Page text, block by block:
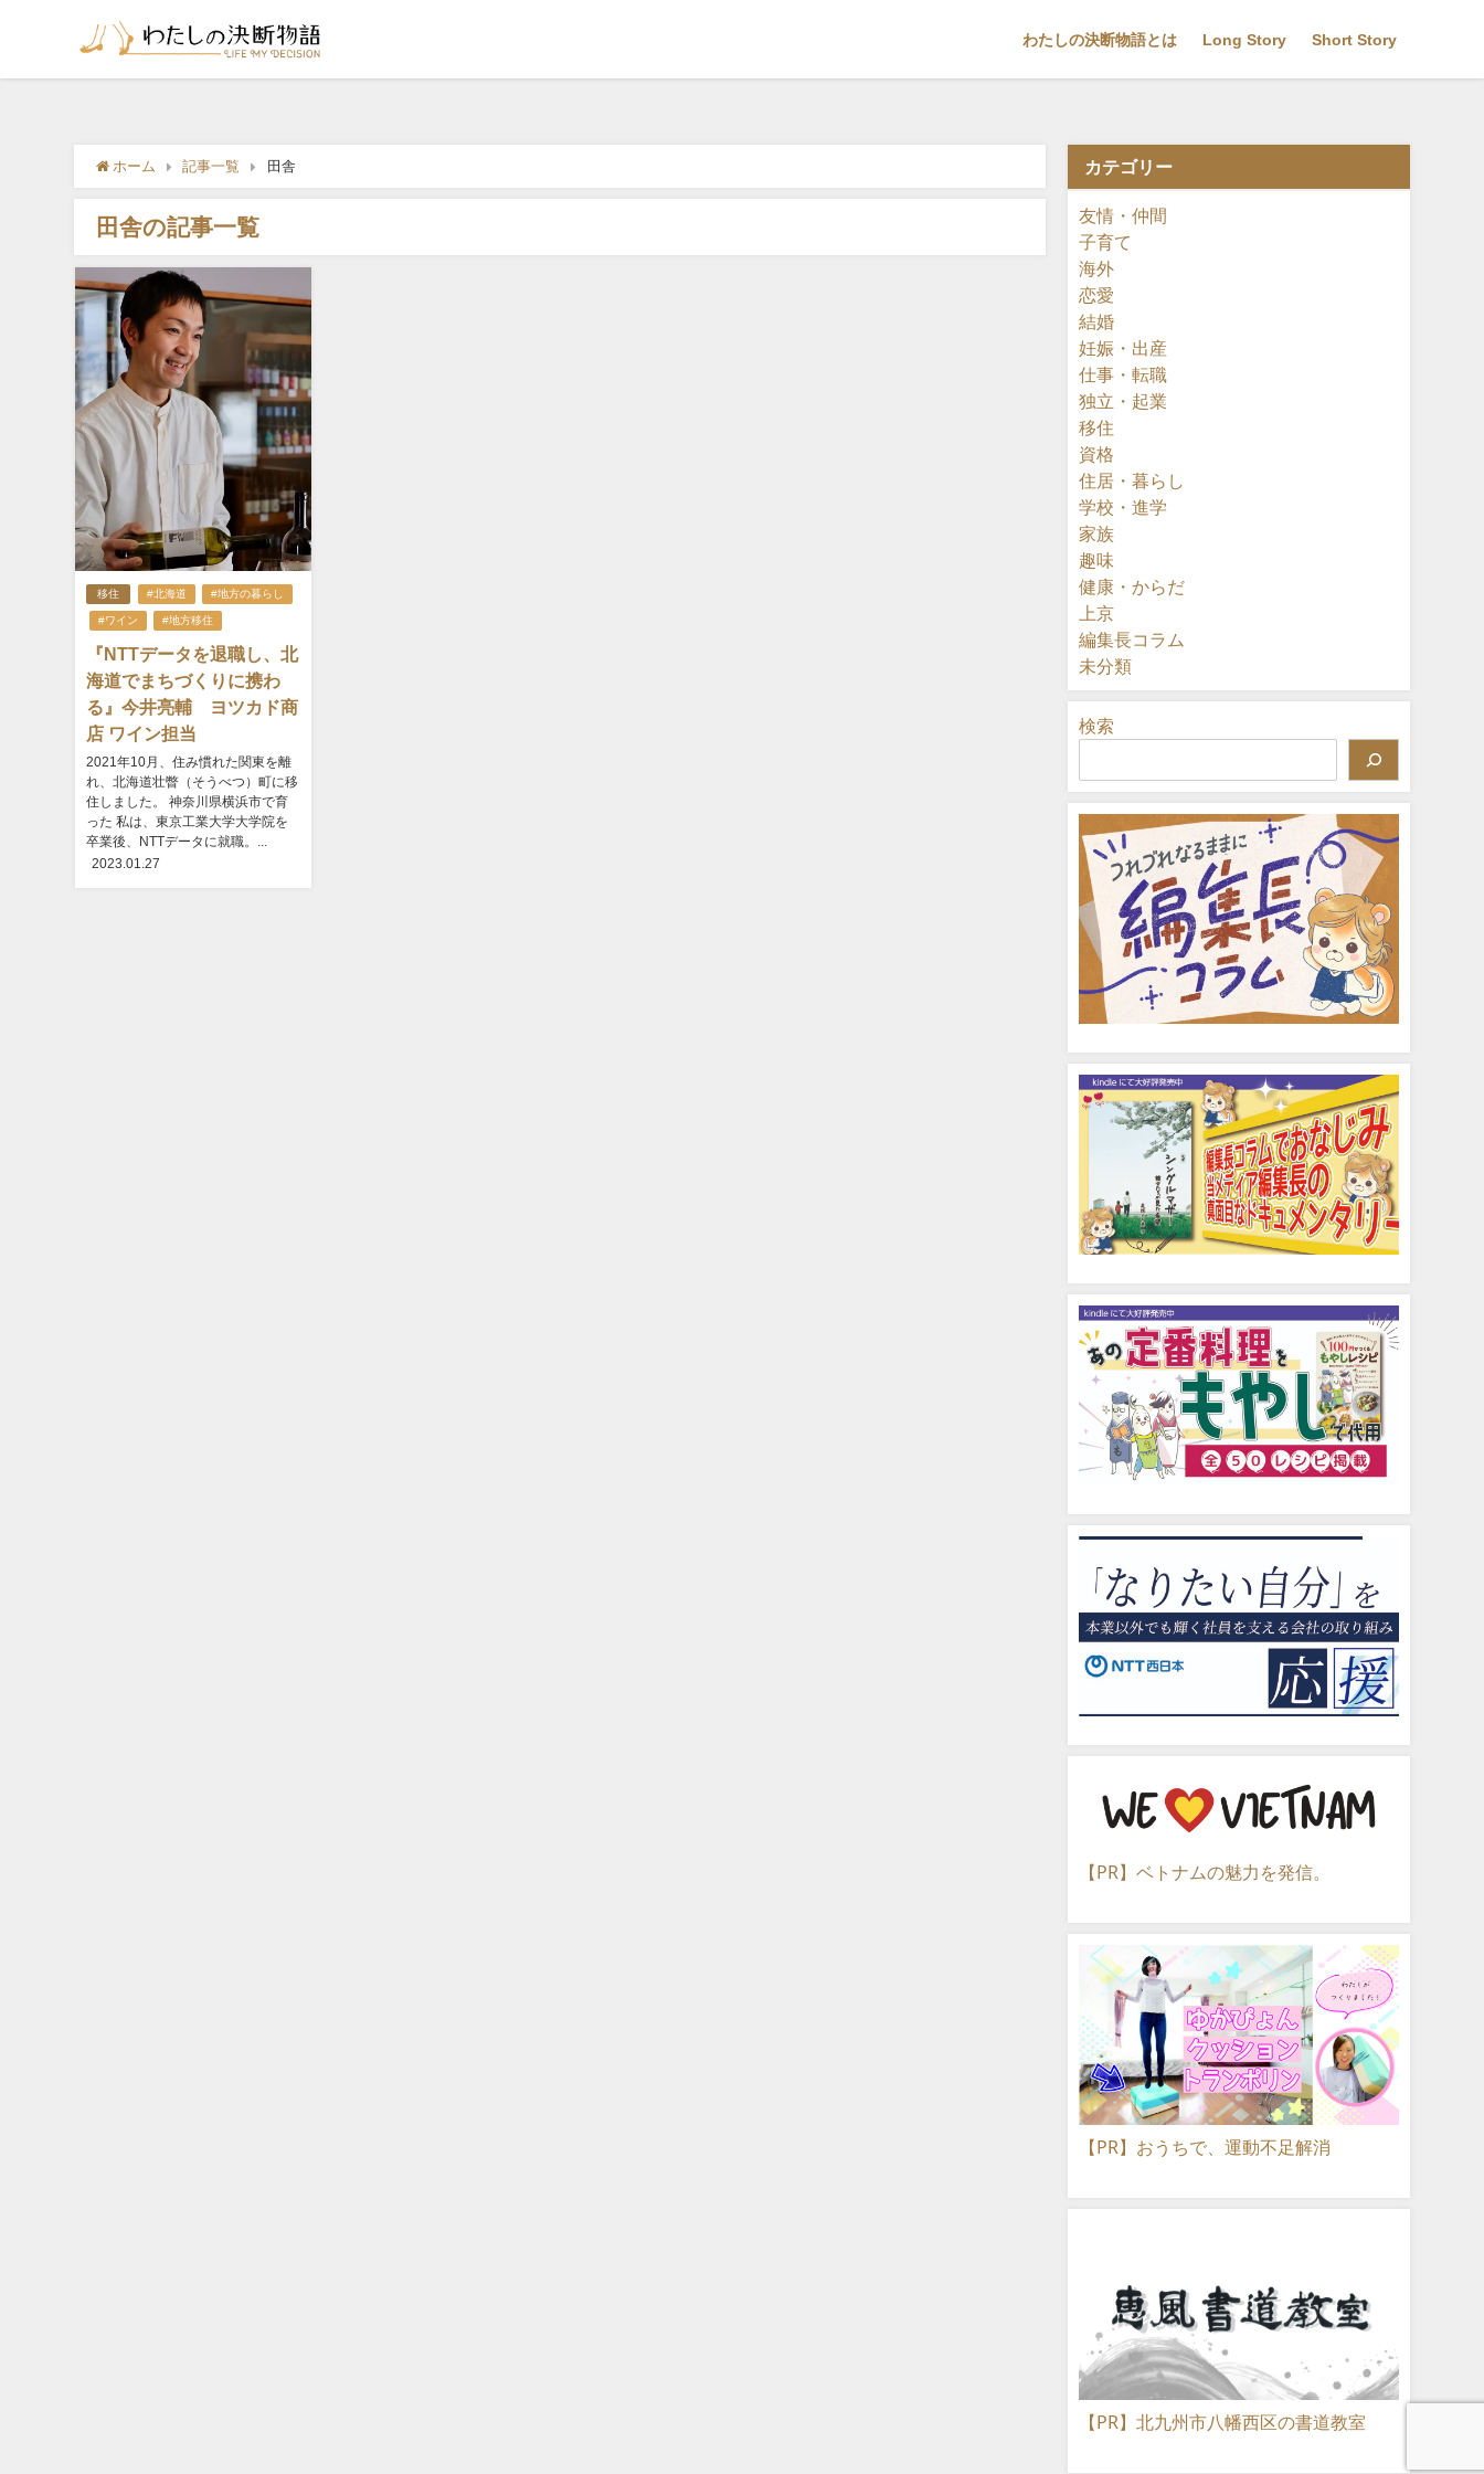
わたしの決断物語とは Long Story Short Story
ホーム 記事一覧 田舎
田舎の記事一覧
移住 #北海道 #地方の暮らし
#ワイン #地方移住
『NTTデータを退職し、北
海道でまちづくりに携わ
る』今井亮輔 ヨツカド商
店 ワイン担当
2021年10月、住み慣れた関東を離
れ、北海道壮瞥（そうべつ）町に移
住しました。 神奈川県横浜市で育
った 私は、東京工業大学大学院を
卒業後、NTTデータに就職。...
2023.01.27
カテゴリー
友情・仲間
子育て
海外
恋愛
結婚
妊娠・出産
仕事・転職
独立・起業
移住
資格
住居・暮らし
学校・進学
家族
趣味
健康・からだ
上京
編集長コラム
未分類
検索
【PR】ベトナムの魅力を発信。
【PR】おうちで、運動不足解消
【PR】北九州市八幡西区の書道教室